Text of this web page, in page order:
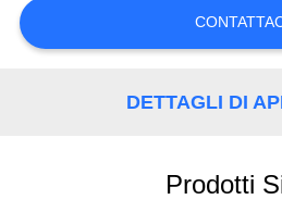
CONFERENCE
ROOM
SOLUTIONDETTAGLI DI
Prodotti